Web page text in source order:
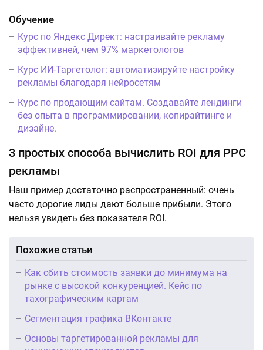
Обучение
Курс по Яндекс Директ: настраивайте рекламу
эффективней, чем 97% маркетологов
Курс ИИ-Таргетолог: автоматизируйте настройку
рекламы благодаря нейросетям
Курс по продающим сайтам. Создавайте лендинги
без опыта в программировании, копирайтинге и
дизайне.
3 простых способа вычислить ROI для PPC
рекламы
Наш пример достаточно распространенный: очень
часто дорогие лиды дают больше прибыли. Этого
нельзя увидеть без показателя ROI.
Похожие статьи
Как сбить стоимость заявки до минимума на
рынке с высокой конкуренцией. Кейс по
тахографическим картам
Сегментация трафика ВКонтакте
Основы таргетированной рекламы для